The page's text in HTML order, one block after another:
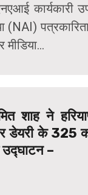
कार्यकारी
(NAI)
शाह ने
डेयरी के 325
उद्घाटन –